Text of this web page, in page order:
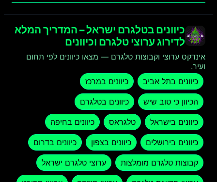
כיוונים בטלגרם ישראל – המדריך המלא
לדירוג ערוצי טלגרם וכיוונים
אינדקס ערוצי וקבוצות טלגרם — מצאו כיוונים לפי תחום
ועיר.
כיוונים בתל אביב
כיוונים במרכז
הכיוון כי טוב שיש כיוונים בטלגרם
כיוונים בישראל טלגראס כיוונים בחיפה
כיוונים בירושלים כיוונים בצפון כיוונים בדרום
קבוצות טלגרם מומלצות ערוצי טלגרם ישראל